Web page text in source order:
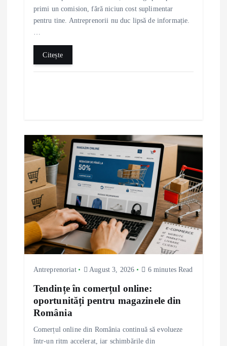
primi un comision, fără niciun cost suplimentar
pentru tine. Antreprenorii nu duc lipsă de informație.
…
Citește
Antreprenoriat August 3, 2026 6 minutes Read
Tendințe în comerțul online:
oportunități pentru magazinele din
România
Comerțul online din România continuă să evolueze
într-un ritm accelerat, iar schimbările din